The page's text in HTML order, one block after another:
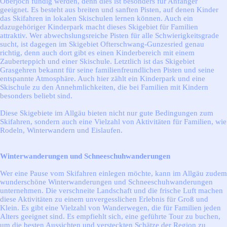
geeignet. Es besteht aus breiten und sanften Pisten, auf denen Kinder
das Skifahren in lokalen Skischulen lernen können. Auch ein
dazugehöriger Kinderpark macht dieses Skigebiet für Familien
attraktiv. Wer abwechslungsreiche Pisten für alle Schwierigkeitsgrade
sucht, ist dagegen im Skigebiet Ofterschwang-Gunzesried genau
richtig, denn auch dort gibt es einen Kinderbereich mit einem
Zauberteppich und einer Skischule. Letztlich ist das Skigebiet
Grasgehren bekannt für seine familienfreundlichen Pisten und seine
entspannte Atmosphäre. Auch hier zählt ein Kinderpark und eine
Skischule zu den Annehmlichkeiten, die bei Familien mit Kindern
besonders beliebt sind.
Diese Skigebiete im Allgäu bieten nicht nur gute Bedingungen zum
Skifahren, sondern auch eine Vielzahl von Aktivitäten für Familien, wie
Rodeln, Winterwandern und Eislaufen.
Winterwanderungen und Schneeschuhwanderungen
Wer eine Pause vom Skifahren einlegen möchte, kann im Allgäu zudem
wunderschöne Winterwanderungen und Schneeschuhwanderungen
unternehmen. Die verschneite Landschaft und die frische Luft machen
diese Aktivitäten zu einem unvergesslichen Erlebnis für Groß und
Klein. Es gibt eine Vielzahl von Wanderwegen, die für Familien jeden
Alters geeignet sind. Es empfiehlt sich, eine geführte Tour zu buchen,
um die besten Aussichten und versteckten Schätze der Region zu